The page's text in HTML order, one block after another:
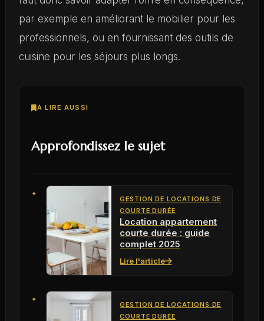
par exemple en améliorant le mobilier pour les
professionnels, ou en fournissant des outils de
cuisine pour les séjours plus longs.
À LIRE AUSSI
Approfondissez le sujet
GESTION DE LOCATIONS DE
COURTE DURÉE
Location appartement
courte durée : guide
complet 2025
Lire l'article
GESTION DE LOCATIONS DE
COURTE DURÉE